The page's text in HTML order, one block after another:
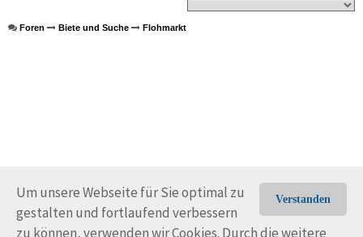
Verstanden
Um unsere Webseite für Sie optimal zu
gestalten und fortlaufend verbessern
zu können, verwenden wir Cookies. Durch die weitere
Foren Biete und Suche Flohmarkt
© Trans-Ocean e.V. 2010-2026 Impressum